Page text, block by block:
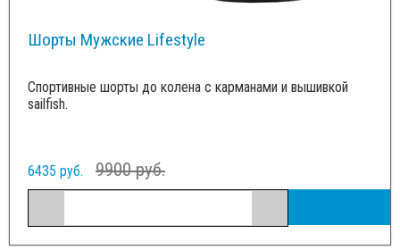
Шорты Мужские Lifestyle
Спортивные шорты до колена с карманами и вышивкой
sailfish.
6435 руб. 9900 руб.